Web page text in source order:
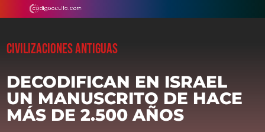
CIVILIZACIONES ANTIGUAS
DECODIFICAN EN ISRAEL
UN MANUSCRITO DE HACE
MÁS DE 2.500 AÑOS